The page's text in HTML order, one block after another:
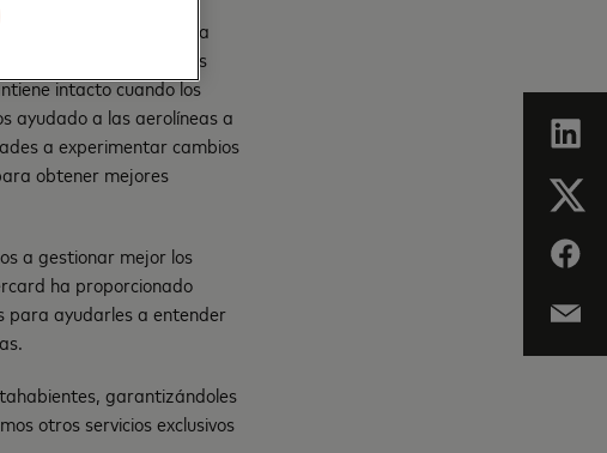
empresariales y nuestra
“Las implicaciones
intacto cuando los
ayudado a las aerolíneas a
a experimentar cambios
obtener mejores
a gestionar mejor los
ha proporcionado
para ayudarles a entender
garantizándoles
otros servicios exclusivos